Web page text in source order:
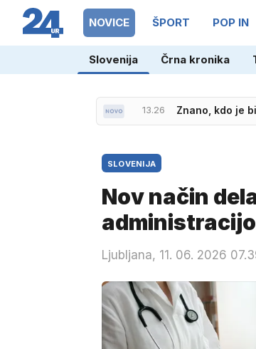
NOVICE ŠPORT POP IN
Slovenija Črna kronika
13.26 Znano, kdo je
SLOVENIJA
Nov način
administracijo
Ljubljana, 11. 06. 2026